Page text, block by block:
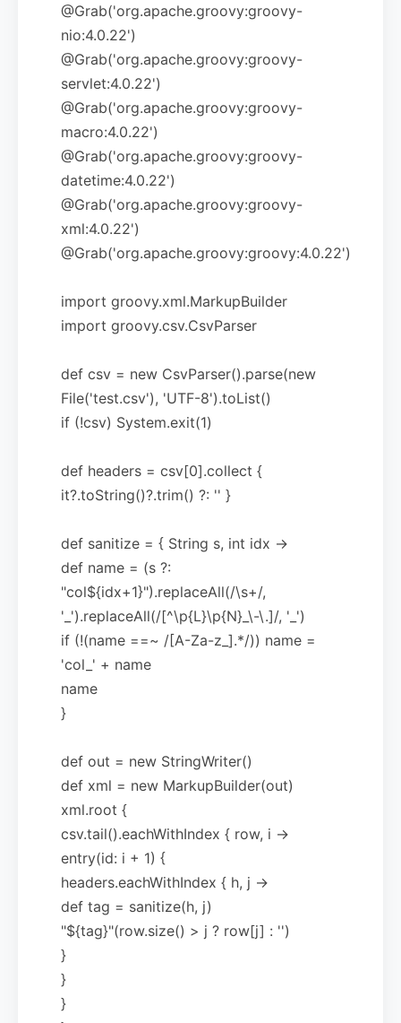
@Grab('org.apache.groovy:groovy-
nio:4.0.22')
@Grab('org.apache.groovy:groovy-
servlet:4.0.22')
@Grab('org.apache.groovy:groovy-
macro:4.0.22')
@Grab('org.apache.groovy:groovy-
datetime:4.0.22')
@Grab('org.apache.groovy:groovy-
xml:4.0.22')
@Grab('org.apache.groovy:groovy:4.0.22')
import groovy.xml.MarkupBuilder
import groovy.csv.CsvParser
def csv = new CsvParser().parse(new
File('test.csv'), 'UTF-8').toList()
if (!csv) System.exit(1)
def headers = csv[0].collect {
it?.toString()?.trim() ?: '' }
def sanitize = { String s, int idx ->
def name = (s ?:
"col${idx+1}").replaceAll(/\s+/,
'_').replaceAll(/[^\p{L}\p{N}_\-\.]/, '_')
if (!(name ==~ /[A-Za-z_].*/)) name =
'col_' + name
name
}
def out = new StringWriter()
def xml = new MarkupBuilder(out)
xml.root {
csv.tail().eachWithIndex { row, i ->
entry(id: i + 1) {
headers.eachWithIndex { h, j ->
def tag = sanitize(h, j)
"${tag}"(row.size() > j ? row[j] : '')
}
}
}